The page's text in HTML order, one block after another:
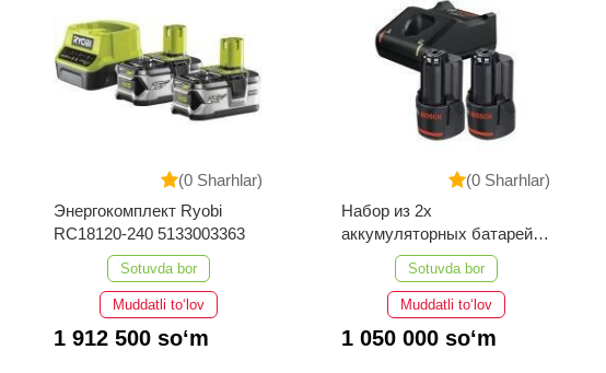
(0 Sharhlar)
Энергокомплект Ryobi
RC18120-240 5133003363
Sotuvda bor
Muddatli to‘lov
1 912 500 so‘m
(0 Sharhlar)
Набор из 2x
аккумуляторных батарей
Bosch GAL 12 V-40+2x
Sotuvda bor
Muddatli to‘lov
1 050 000 so‘m